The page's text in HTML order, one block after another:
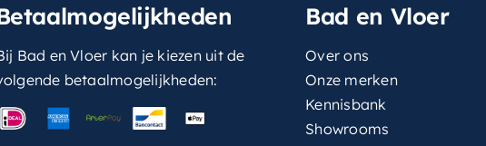
Bad en Vloer kan je kiezen uit de
betaalmogelijkheden:
Bad en Vloer
Over ons
Onze merken
Kennisbank
Showrooms